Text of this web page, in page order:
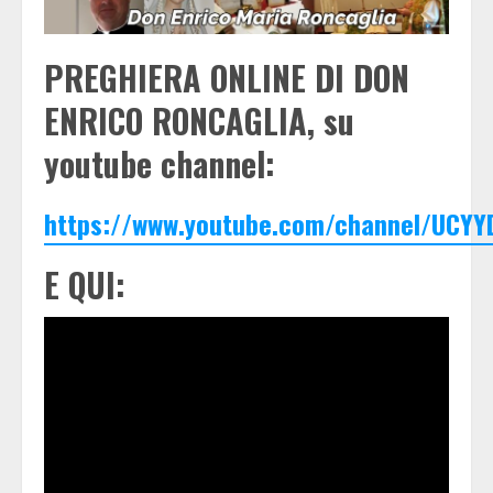
PREGHIERA ONLINE DI DON
ENRICO RONCAGLIA, su
youtube channel:
https://www.youtube.com/channel/
E QUI: